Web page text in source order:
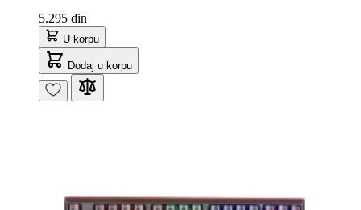
5.295 din
U korpu
Dodaj u korpu